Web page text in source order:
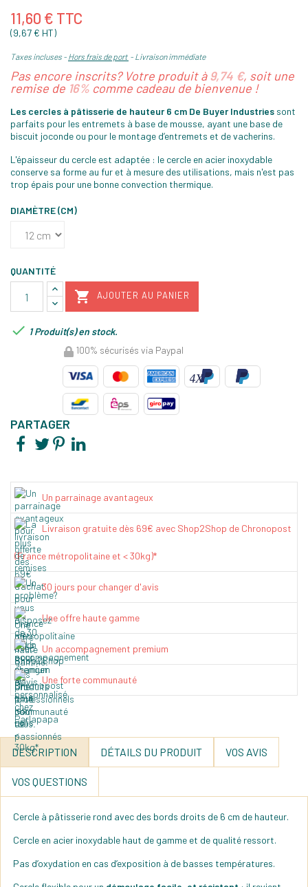
11,60 € TTC
(9,67 € HT)
Taxes incluses Hors frais de port Livraison immédiate
Pas encore inscrits? Votre produit à9,74 €, soit une
remise de 16% comme cadeau de bienvenue !
Les cercles à pâtisserie de hauteur 6 cm De Buyer Industries sont
parfaits pour les entremets à base de mousse, ayant une base de
biscuit joconde ou pour le montage d’entremets et de vacherins.
L'épaisseur du cercle est adaptée : le cercle en acier inoxydable
conserve sa forme au fur et à mesure des utilisations, mais n'est pas
trop épais pour une bonne convection thermique.
DIAMÈTRE (CM)
QUANTITÉ
 AJOUTER AU PANIER
 1 Produit(s) en stock.
100% sécurisés via Paypal
PARTAGER
Un parrainage avantageux
Livraison gratuite dès 69€ avec Shop2Shop de Chronopost
(France métropolitaine et < 30kg)*
30 jours pour changer d'avis
Une offre haute gamme
Un accompagnement premium
Une forte communauté
DESCRIPTION DÉTAILS DU PRODUIT VOS AVIS
VOS QUESTIONS
Cercle à pâtisserie rond avec des bords droits de 6 cm de hauteur.
Cercle en acier inoxydable haut de gamme et de qualité ressort.
Pas d’oxydation en cas d’exposition à de basses températures.